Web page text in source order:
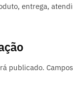
entrega,
publicado.